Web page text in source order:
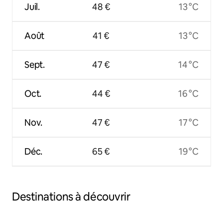
Juil.
Août
Sept.
Oct.
Nov.
Déc.
48 €
41 €
47 €
44 €
47 €
65 €
13 °C
13 °C
14 °C
16 °C
17 °C
19 °C
Destinations à découvrir